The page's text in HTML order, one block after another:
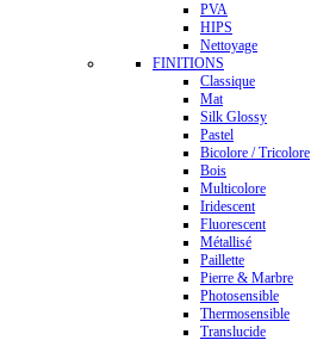
PVA
HIPS
Nettoyage
FINITIONS
Classique
Mat
Silk Glossy
Pastel
Bicolore / Tricolore
Bois
Multicolore
Iridescent
Fluorescent
Métallisé
Paillette
Pierre & Marbre
Photosensible
Thermosensible
Translucide